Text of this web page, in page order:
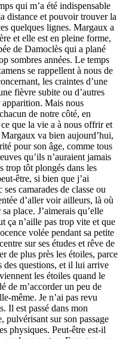
qui m’a été indispensable
distance et pouvoir trouver la
quelques lignes. Margaux a
et elle est en pleine forme,
de Damoclès qui a plané
sombres années. Le temps
se rappellent à nous de
les craintes d’une
fièvre subite ou d’autres
Mais nous
de notre côté, en
que la vie a à nous offrir et
va bien aujourd’hui,
pour son âge, comme tous
qu’ils n’auraient jamais
trop tôt plongés dans les
être, si bien que j’ai
camarades de classe ou
d’aller voir ailleurs, là où
place. J’aimerais qu’elle
ça n’aille pas trop vite et que
volée pendant sa petite
sur ses études et rêve de
de plus près les étoiles, parce
des questions, et il lui arrive
les étoiles quand le
de m’accorder un peu de
même. Je n’ai pas revu
Il est passé dans mon
pulvérisant sur son passage
physiques. Peut-être est-il